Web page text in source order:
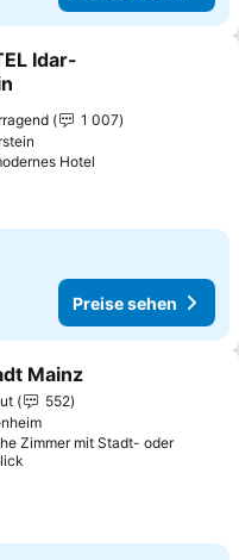
hinzufügen
Idar-
1 007
Hotel
Preise sehen
hinzufügen
Mainz
552
Zimmer mit Stadt- oder